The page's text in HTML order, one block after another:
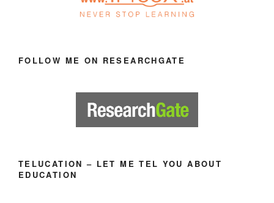
FOLLOW ME ON RESEARCHGATE
TELUCATION – LET ME TEL YOU ABOUT
EDUCATION